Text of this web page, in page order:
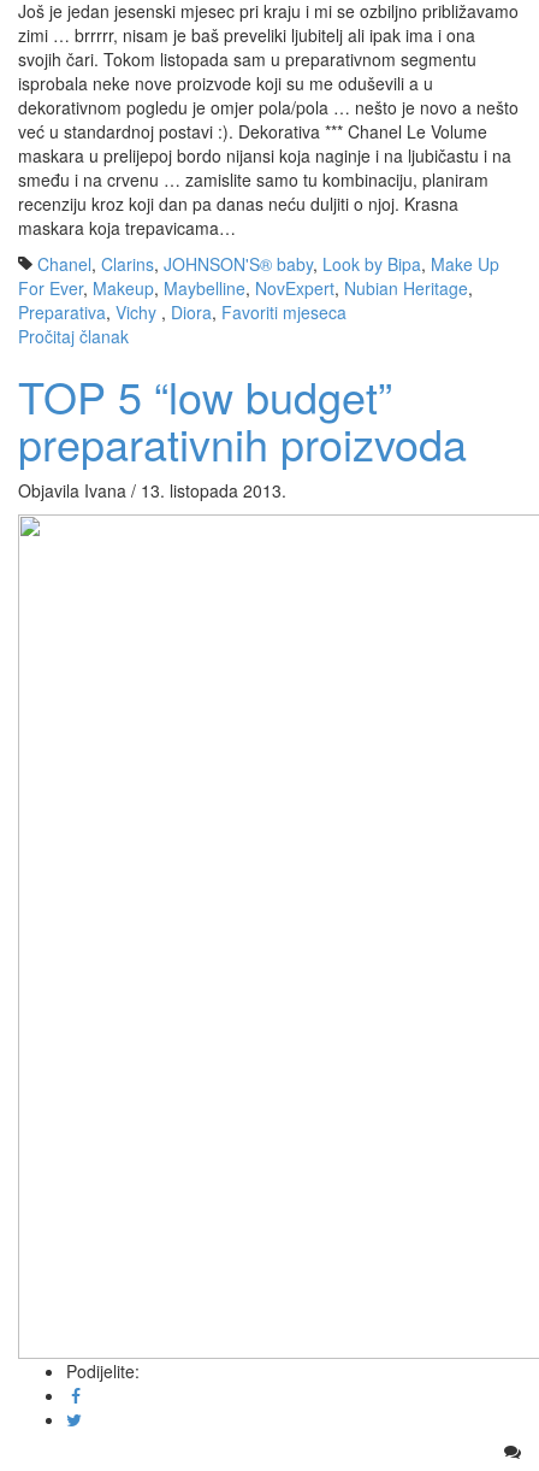
Još je jedan jesenski mjesec pri kraju i mi se ozbiljno približavamo
zimi … brrrrr, nisam je baš preveliki ljubitelj ali ipak ima i ona
svojih čari. Tokom listopada sam u preparativnom segmentu
isprobala neke nove proizvode koji su me oduševili a u
dekorativnom pogledu je omjer pola/pola … nešto je novo a nešto
već u standardnoj postavi :). Dekorativa *** Chanel Le Volume
maskara u prelijepoj bordo nijansi koja naginje i na ljubičastu i na
smeđu i na crvenu … zamislite samo tu kombinaciju, planiram
recenziju kroz koji dan pa danas neću duljiti o njoj. Krasna
maskara koja trepavicama…
Chanel, Clarins, JOHNSON'S® baby, Look by Bipa, Make Up
For Ever, Makeup, Maybelline, NovExpert, Nubian Heritage,
Preparativa, Vichy , Diora, Favoriti mjeseca
Pročitaj članak
TOP 5 “low budget”
preparativnih proizvoda
Objavila Ivana / 13. listopada 2013.
Podijelite: